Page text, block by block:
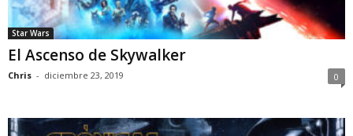
Star Wars
El Ascenso de Skywalker
Chris - diciembre 23, 2019 0